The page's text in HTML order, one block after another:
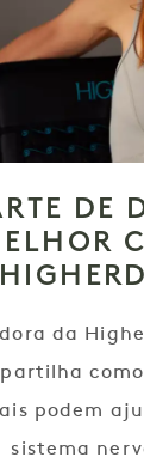
DE
da
podem
sistema